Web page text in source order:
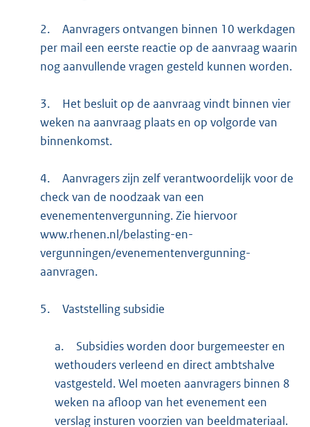
2.
Aanvragers ontvangen binnen 10 werkdagen
per mail een eerste reactie op de aanvraag waarin
nog aanvullende vragen gesteld kunnen worden.
3.
Het besluit op de aanvraag vindt binnen vier
weken na aanvraag plaats en op volgorde van
binnenkomst.
4.
Aanvragers zijn zelf verantwoordelijk voor de
check van de noodzaak van een
evenementenvergunning. Zie hiervoor
www.rhenen.nl/belasting-en-
vergunningen/evenementenvergunning-
aanvragen.
5. Vaststelling subsidie
a.
Subsidies worden door burgemeester en
wethouders verleend en direct ambtshalve
vastgesteld. Wel moeten aanvragers binnen 8
weken na afloop van het evenement een
verslag insturen voorzien van beeldmateriaal.